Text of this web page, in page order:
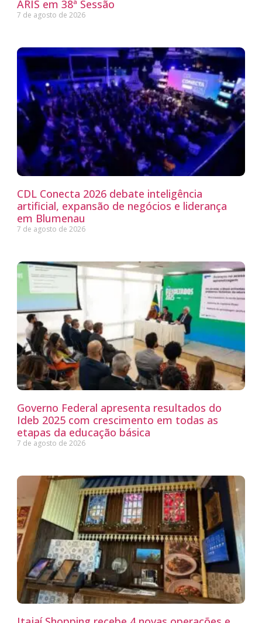
ARIS em 38ª Sessão
7 de agosto de 2026
CDL Conecta 2026 debate inteligência
artificial, expansão de negócios e liderança
em Blumenau
7 de agosto de 2026
Governo Federal apresenta resultados do
Ideb 2025 com crescimento em todas as
etapas da educação básica
7 de agosto de 2026